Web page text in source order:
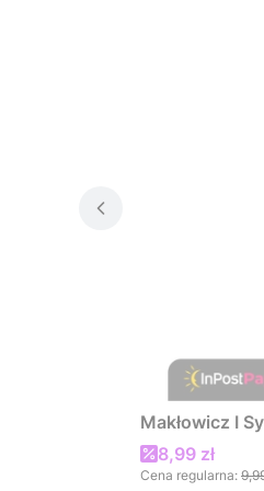
Makłowicz I
Cena
8,99 zł
Cena regularna: